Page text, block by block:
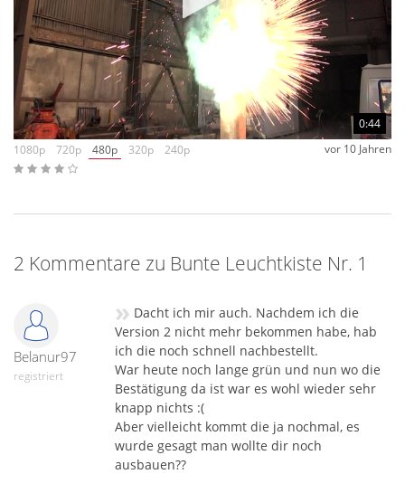
0:44
1080p
720p 480p 320p 240p vor 10 Jahren
2 Kommentare zu Bunte Leuchtkiste Nr. 1
Belanur97
registriert
» Dacht ich mir auch. Nachdem ich die
Version 2 nicht mehr bekommen habe, hab
ich die noch schnell nachbestellt.
War heute noch lange grün und nun wo die
Bestätigung da ist war es wohl wieder sehr
knapp nichts :(
Aber vielleicht kommt die ja nochmal, es
wurde gesagt man wollte dir noch
ausbauen??